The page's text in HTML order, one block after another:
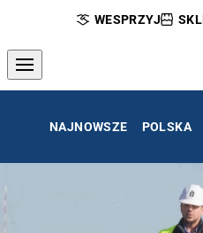
WESPRZYJ
NAJNOWSZE POLSKA